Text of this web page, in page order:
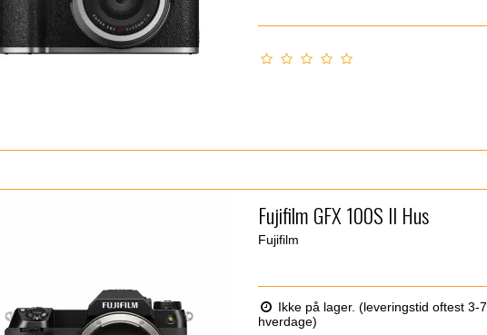
Fujifilm GFX 100S II Hus
Fujifilm
Ikke på lager. (leveringstid oftest 3-7
hverdage)